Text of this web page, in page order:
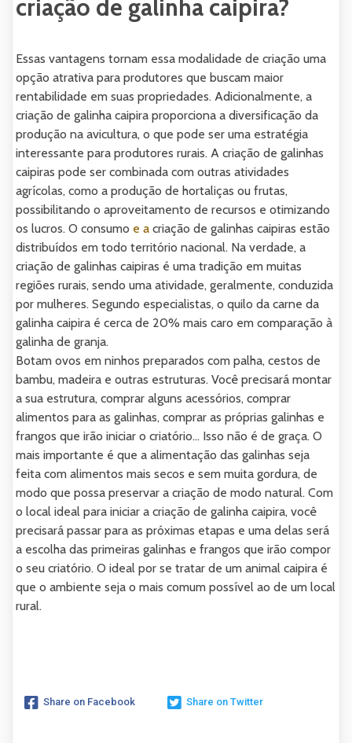
criação de galinha caipira?
Essas vantagens tornam essa modalidade de criação uma
opção atrativa para produtores que buscam maior
rentabilidade em suas propriedades. Adicionalmente, a
criação de galinha caipira proporciona a diversificação da
produção na avicultura, o que pode ser uma estratégia
interessante para produtores rurais. A criação de galinhas
caipiras pode ser combinada com outras atividades
agrícolas, como a produção de hortaliças ou frutas,
possibilitando o aproveitamento de recursos e otimizando
os lucros. O consumo e a criação de galinhas caipiras estão
distribuídos em todo território nacional. Na verdade, a
criação de galinhas caipiras é uma tradição em muitas
regiões rurais, sendo uma atividade, geralmente, conduzida
por mulheres. Segundo especialistas, o quilo da carne da
galinha caipira é cerca de 20% mais caro em comparação à
galinha de granja.
Botam ovos em ninhos preparados com palha, cestos de
bambu, madeira e outras estruturas. Você precisará montar
a sua estrutura, comprar alguns acessórios, comprar
alimentos para as galinhas, comprar as próprias galinhas e
frangos que irão iniciar o criatório… Isso não é de graça. O
mais importante é que a alimentação das galinhas seja
feita com alimentos mais secos e sem muita gordura, de
modo que possa preservar a criação de modo natural. Com
o local ideal para iniciar a criação de galinha caipira, você
precisará passar para as próximas etapas e uma delas será
a escolha das primeiras galinhas e frangos que irão compor
o seu criatório. O ideal por se tratar de um animal caipira é
que o ambiente seja o mais comum possível ao de um local
rural.
Share on Facebook Share on Twitter